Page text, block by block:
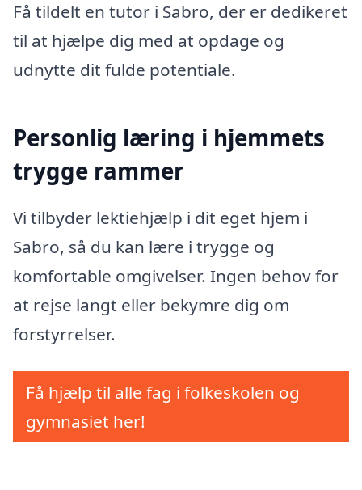
Få tildelt en tutor i Sabro, der er dedikeret
til at hjælpe dig med at opdage og
udnytte dit fulde potentiale.
Personlig læring i hjemmets
trygge rammer
Vi tilbyder lektiehjælp i dit eget hjem i
Sabro, så du kan lære i trygge og
komfortable omgivelser. Ingen behov for
at rejse langt eller bekymre dig om
forstyrrelser.
Få hjælp til alle fag i folkeskolen og
gymnasiet her!